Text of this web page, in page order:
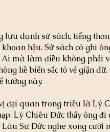
lưu danh sử sách, tiếng
hậu. Sử sách có ghi
mà làm điều không phải
hề biến sắc tỏ vẻ giận
tướng này.
đại quan trong triều là Lý
Lý Chiêu Đức thấy ông
Sư Đức nghe xong cười